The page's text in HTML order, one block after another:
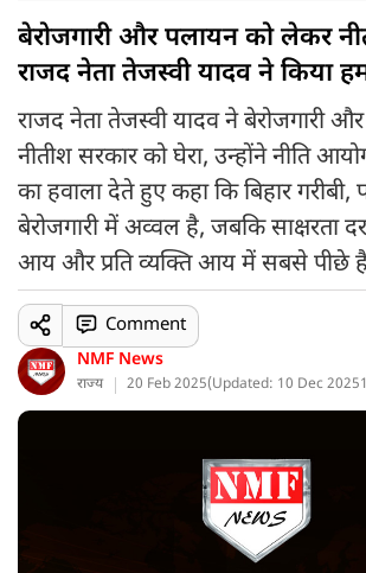
बेरोजगारी और पलायन को लेकर
राजद नेता तेजस्वी यादव ने किया
राजद नेता तेजस्वी यादव ने बेरोजगारी
नीतीश सरकार को घेरा, उन्होंने नीति
का हवाला देते हुए कहा कि बिहार
बेरोजगारी में अव्वल है, जबकि साक्षरता
आय और प्रति व्यक्ति आय में सबसे पीछे
NMF News
राज्य 20 Feb 2025(Updated: 10 Dec 2025
Comment